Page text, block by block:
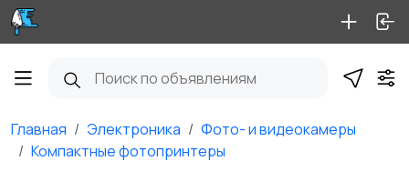
Главная Электроника
Фото- и видеокамеры
Компактные фотопринтеры